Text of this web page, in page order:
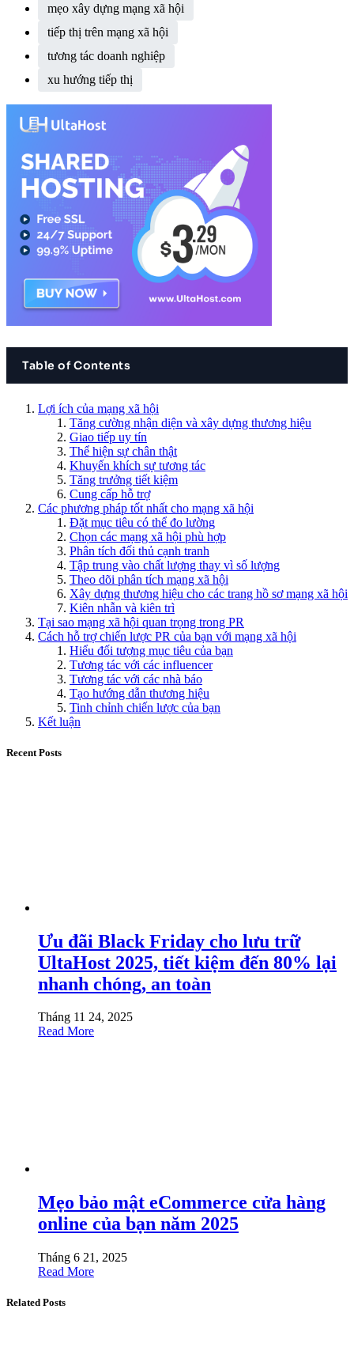
mẹo xây dựng mạng xã hội
tiếp thị trên mạng xã hội
tương tác doanh nghiệp
xu hướng tiếp thị
Table of Contents
Lợi ích của mạng xã hội
Tăng cường nhận diện và xây dựng thương hiệu
Giao tiếp uy tín
Thể hiện sự chân thật
Khuyến khích sự tương tác
Tăng trưởng tiết kiệm
Cung cấp hỗ trợ
Các phương pháp tốt nhất cho mạng xã hội
Đặt mục tiêu có thể đo lường
Chọn các mạng xã hội phù hợp
Phân tích đối thủ cạnh tranh
Tập trung vào chất lượng thay vì số lượng
Theo dõi phân tích mạng xã hội
Xây dựng thương hiệu cho các trang hồ sơ mạng xã hội
Kiên nhẫn và kiên trì
Tại sao mạng xã hội quan trọng trong PR
Cách hỗ trợ chiến lược PR của bạn với mạng xã hội
Hiểu đối tượng mục tiêu của bạn
Tương tác với các influencer
Tương tác với các nhà báo
Tạo hướng dẫn thương hiệu
Tinh chỉnh chiến lược của bạn
Kết luận
Recent Posts
Ưu đãi Black Friday cho lưu trữ
UltaHost 2025, tiết kiệm đến 80% lại
nhanh chóng, an toàn
Tháng 11 24, 2025
Read More
Mẹo bảo mật eCommerce cửa hàng
online của bạn năm 2025
Tháng 6 21, 2025
Read More
Related Posts